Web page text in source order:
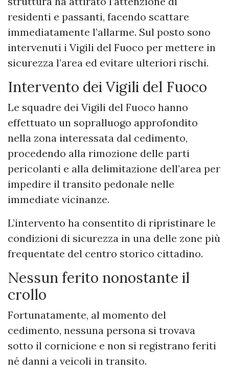
residenti e passanti, facendo scattare
immediatamente l’allarme. Sul posto sono
intervenuti i Vigili del Fuoco per mettere in
sicurezza l’area ed evitare ulteriori rischi.
Intervento dei Vigili del Fuoco
Le squadre dei Vigili del Fuoco hanno
effettuato un sopralluogo approfondito
nella zona interessata dal cedimento,
procedendo alla rimozione delle parti
pericolanti e alla delimitazione dell’area per
impedire il transito pedonale nelle
immediate vicinanze.
L’intervento ha consentito di ripristinare le
condizioni di sicurezza in una delle zone più
frequentate del centro storico cittadino.
Nessun ferito nonostante il
crollo
Fortunatamente, al momento del
cedimento, nessuna persona si trovava
sotto il cornicione e non si registrano feriti
né danni a veicoli in transito.